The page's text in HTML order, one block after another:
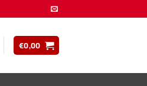
€0,00